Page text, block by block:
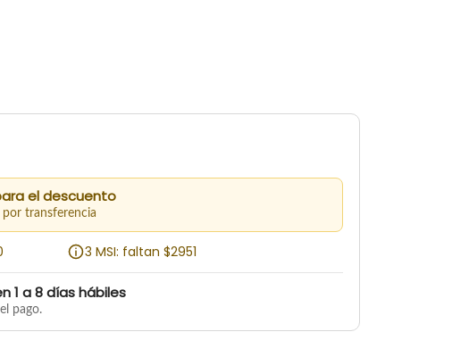
el descuento
transferencia
3 MSI: faltan $2951
1 a 8 días hábiles
pago.